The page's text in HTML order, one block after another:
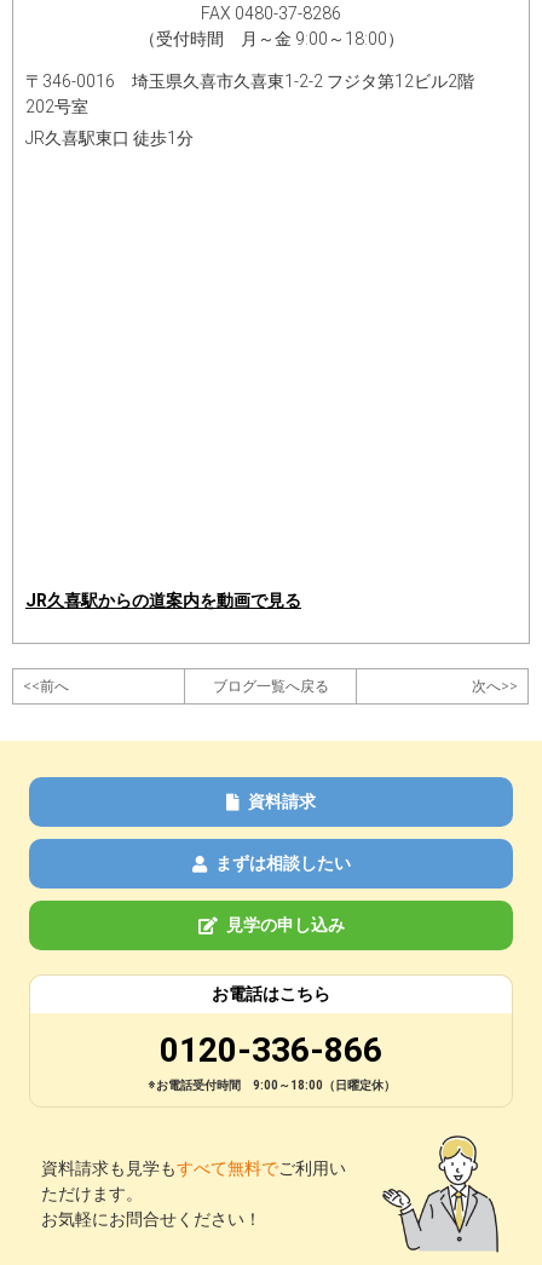
FAX 0480-37-8286
（受付時間 月～金 9:00～18:00）
〒346-0016 埼玉県久喜市久喜東1-2-2 フジタ第12ビル2階
202号室
JR久喜駅東口 徒歩1分
JR久喜駅からの道案内を動画で見る
<<前へ ブログ一覧へ戻る 次へ>>
資料請求
まずは相談したい
見学の申し込み
お電話はこちら
0120-336-866
※お電話受付時間 9:00～18:00（日曜定休）
資料請求も見学もすべて無料でご利用い
ただけます。
お気軽にお問合せください！